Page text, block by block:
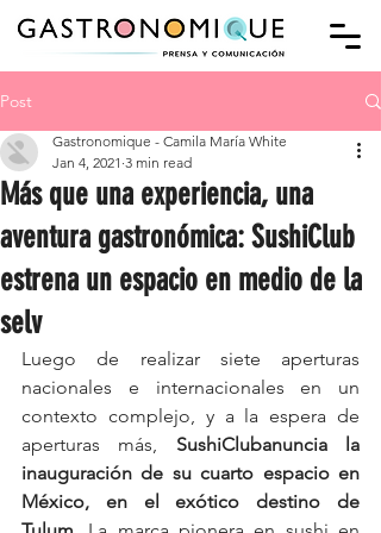
Post
Más que una experiencia, una
aventura gastronómica: SushiClub
estrena un espacio en medio de la
selv
Gastronomique - Camila María White
Jan 4, 2021 3 min read
Luego de realizar siete aperturas
nacionales e internacionales en un
contexto complejo, y a la espera de
aperturas más, SushiClubanuncia la
inauguración de su cuarto espacio en
México, en el exótico destino de